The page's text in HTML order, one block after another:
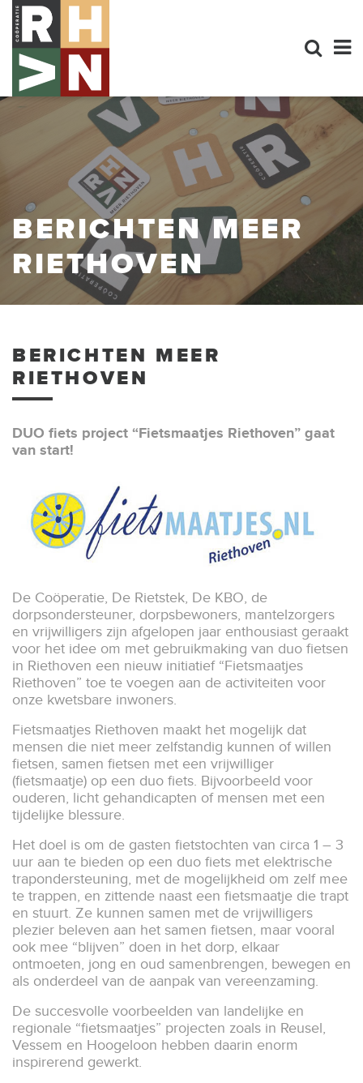
BERICHTEN MEER
RIETHOVEN
BERICHTEN MEER
RIETHOVEN
DUO fiets project “Fietsmaatjes Riethoven” gaat
van start!
De Coöperatie, De Rietstek, De KBO, de
dorpsondersteuner, dorpsbewoners, mantelzorgers
en vrijwilligers zijn afgelopen jaar enthousiast geraakt
voor het idee om met gebruikmaking van duo fietsen
in Riethoven een nieuw initiatief “Fietsmaatjes
Riethoven” toe te voegen aan de activiteiten voor
onze kwetsbare inwoners.
Fietsmaatjes Riethoven maakt het mogelijk dat
mensen die niet meer zelfstandig kunnen of willen
fietsen, samen fietsen met een vrijwilliger
(fietsmaatje) op een duo fiets. Bijvoorbeeld voor
ouderen, licht gehandicapten of mensen met een
tijdelijke blessure.
Het doel is om de gasten fietstochten van circa 1 – 3
uur aan te bieden op een duo fiets met elektrische
trapondersteuning, met de mogelijkheid om zelf mee
te trappen, en zittende naast een fietsmaatje die trapt
en stuurt. Ze kunnen samen met de vrijwilligers
plezier beleven aan het samen fietsen, maar vooral
ook mee “blijven” doen in het dorp, elkaar
ontmoeten, jong en oud samenbrengen, bewegen en
als onderdeel van de aanpak van vereenzaming.
De succesvolle voorbeelden van landelijke en
regionale “fietsmaatjes” projecten zoals in Reusel,
Vessem en Hoogeloon hebben daarin enorm
inspirerend gewerkt.